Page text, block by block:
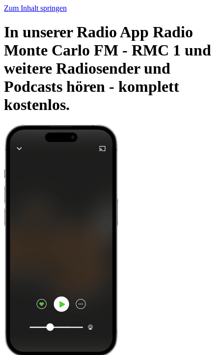
Zum Inhalt springen
In unserer Radio App Radio
Monte Carlo FM - RMC 1 und
weitere Radiosender und
Podcasts hören - komplett
kostenlos.